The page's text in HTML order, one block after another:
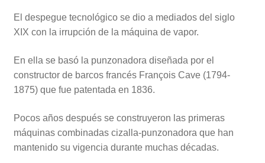
El despegue tecnológico se dio a mediados del siglo
XIX con la irrupción de la máquina de vapor.
En ella se basó la punzonadora diseñada por el
constructor de barcos francés François Cave (1794-
1875) que fue patentada en 1836.
Pocos años después se construyeron las primeras
máquinas combinadas cizalla-punzonadora que han
mantenido su vigencia durante muchas décadas.